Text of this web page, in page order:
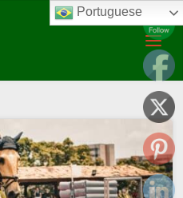
Portuguese